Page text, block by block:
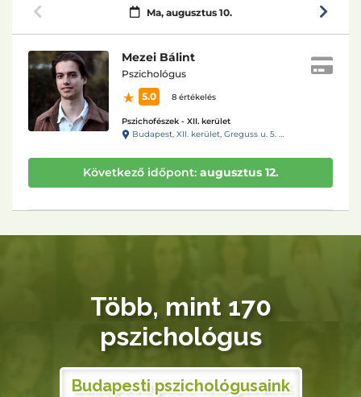
Több, mint 170
pszichológus
Budapesti pszichológusaink